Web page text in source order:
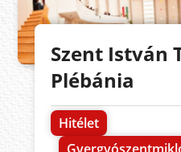
Szent István
Plébánia
Hitélet